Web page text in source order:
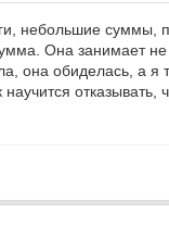
небольшие суммы,
Она занимает
она обиделась, а